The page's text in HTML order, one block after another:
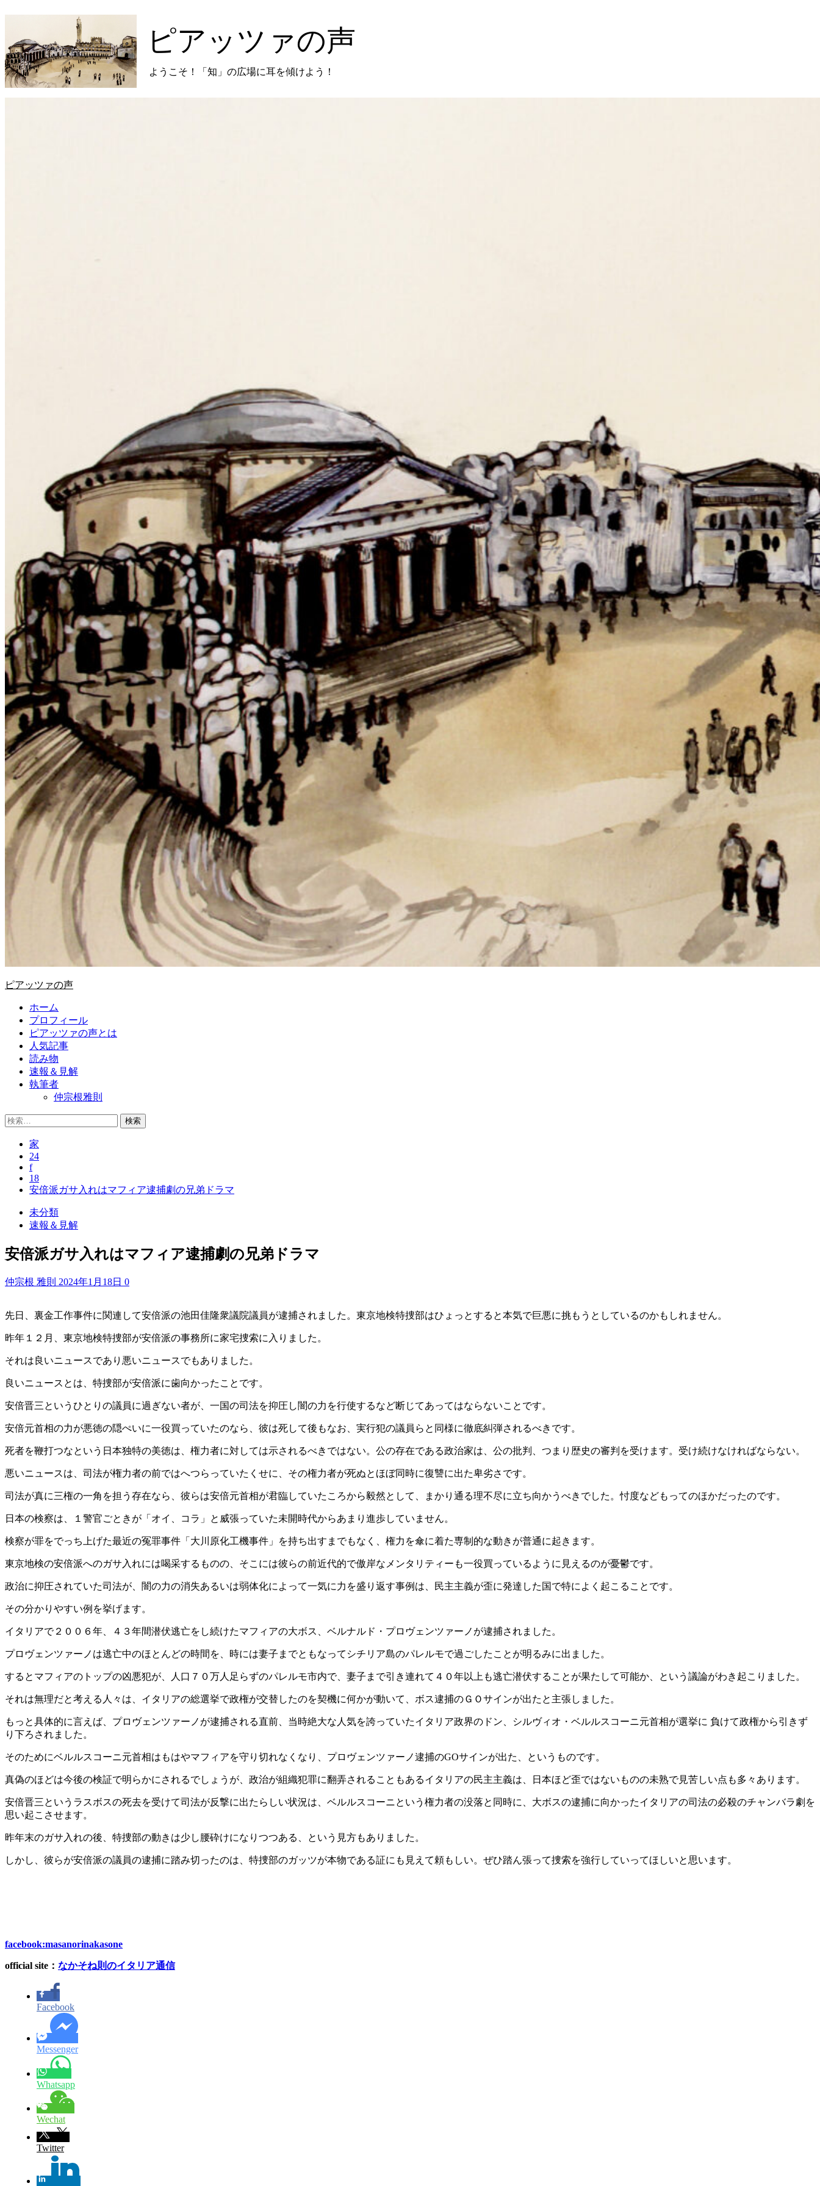
ン
ツ
に
ス
キ
ピアッツァの声
ようこそ！「知」の広場に耳を傾けよう！
ピアッツァの声
ホーム
プロフィール
ピアッツァの声とは
人気記事
読み物
速報＆見解
執筆者
仲宗根雅則
検
家
24
f
18
安倍派ガサ入れはマフィア逮捕劇の兄弟ドラマ
未分類
速報＆見解
安倍派ガサ入れはマフィア逮捕劇の兄弟ドラマ
仲宗根 雅則 2024年1月18日 0
先日、裏金工作事件に関連して安倍派の池田佳隆衆議院議員が逮捕されました。東京地検特捜部はひょっとすると本気で巨悪に挑もうとしているのかもしれません。
昨年１２月、東京地検特捜部が安倍派の事務所に家宅捜索に入りました。
それは良いニュースであり悪いニュースでもありました。
良いニュースとは、特捜部が安倍派に歯向かったことです。
安倍晋三というひとりの議員に過ぎない者が、一国の司法を抑圧し闇の力を行使するなど断じてあってはならないことです。
安倍元首相の力が悪徳の隠ぺいに一役買っていたのなら、彼は死して後もなお、実行犯の議員らと同様に徹底糾弾されるべきです。
死者を鞭打つなという日本独特の美徳は、権力者に対しては示されるべきではない。公の存在である政治家は、公の批判、つまり歴史の審判を受けます。受け続けなければならない。
悪いニュースは、司法が権力者の前ではへつらっていたくせに、その権力者が死ぬとほぼ同時に復讐に出た卑劣さです。
司法が真に三権の一角を担う存在なら、彼らは安倍元首相が君臨していたころから毅然として、まかり通る理不尽に立ち向かうべきでした。忖度などもってのほかだったのです。
日本の検察は、１警官ごときが「オイ、コラ」と威張っていた未開時代からあまり進歩していません。
検察が罪をでっち上げた最近の冤罪事件「大川原化工機事件」を持ち出すまでもなく、権力を傘に着た専制的な動きが普通に起きます。
東京地検の安倍派へのガサ入れには喝采するものの、そこには彼らの前近代的で傲岸なメンタリティーも一役買っているように見えるのが憂鬱です。
政治に抑圧されていた司法が、闇の力の消失あるいは弱体化によって一気に力を盛り返す事例は、民主主義が歪に発達した国で特によく起こることです。
その分かりやすい例を挙げます。
イタリアで２００６年、４３年間潜伏逃亡をし続けたマフィアの大ボス、ベルナルド・プロヴェンツァーノが逮捕されました。
プロヴェンツァーノは逃亡中のほとんどの時間を、時には妻子までともなってシチリア島のパレルモで過ごしたことが明るみに出ました。
するとマフィアのトップの凶悪犯が、人口７０万人足らずのパレルモ市内で、妻子まで引き連れて４０年以上も逃亡潜伏することが果たして可能か、という議論がわき起こりました。
それは無理だと考える人々は、イタリアの総選挙で政権が交替したのを契機に何かが動いて、ボス逮捕のＧＯサインが出たと主張しました。
もっと具体的に言えば、プロヴェンツァーノが逮捕される直前、当時絶大な人気を誇っていたイタリア政界のドン、シルヴィオ・ベルルスコーニ元首相が選挙に 負けて政権から引きず
り下ろされました。
そのためにベルルスコーニ元首相はもはやマフィアを守り切れなくなり、プロヴェンツァーノ逮捕のGOサインが出た、というものです。
真偽のほどは今後の検証で明らかにされるでしょうが、政治が組織犯罪に翻弄されることもあるイタリアの民主主義は、日本ほど歪ではないものの未熟で見苦しい点も多々あります。
安倍晋三というラスボスの死去を受けて司法が反撃に出たらしい状況は、ベルルスコーニという権力者の没落と同時に、大ボスの逮捕に向かったイタリアの司法の必殺のチャンバラ劇を
思い起こさせます。
昨年末のガサ入れの後、特捜部の動きは少し腰砕けになりつつある、という見方もありました。
しかし、彼らが安倍派の議員の逮捕に踏み切ったのは、特捜部のガッツが本物である証にも見えて頼もしい。ぜひ踏ん張って捜索を強行していってほしいと思います。
facebook:masanorinakasone
official site ： なかそね則のイタリア通信
Facebook
Messenger
Whatsapp
Wechat
Twitter